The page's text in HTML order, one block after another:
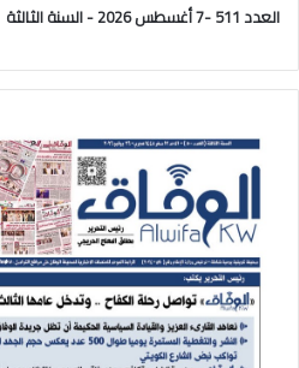
العدد 511 -7 أغسطس 2026 - السنة الثالثة